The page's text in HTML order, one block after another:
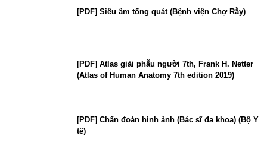
[PDF] Siêu âm tổng quát (Bệnh viện Chợ Rẫy)
[PDF] Atlas giải phẫu người 7th, Frank H. Netter
(Atlas of Human Anatomy 7th edition 2019)
[PDF] Chẩn đoán hình ảnh (Bác sĩ đa khoa) (Bộ Y
tế)